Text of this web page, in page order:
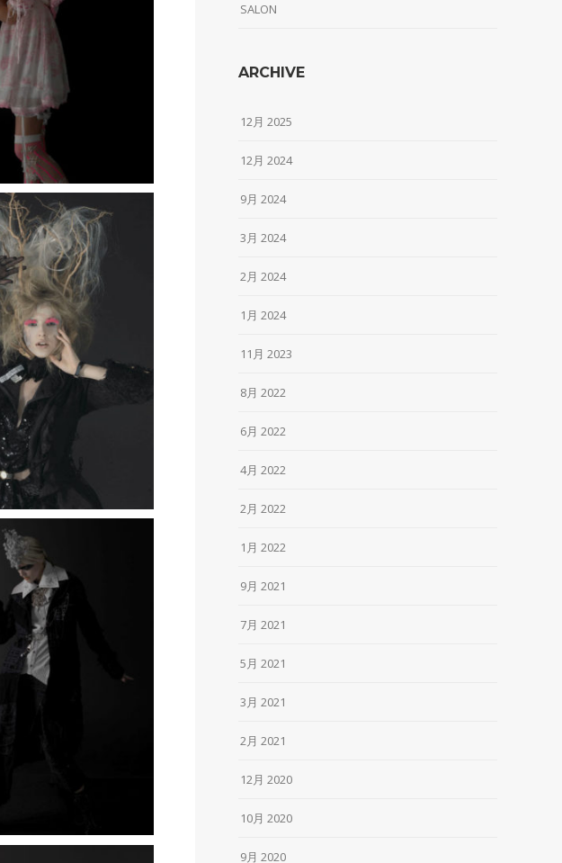
SALON
ARCHIVE
12月 2025
12月 2024
9月 2024
3月 2024
2月 2024
1月 2024
11月 2023
8月 2022
6月 2022
4月 2022
2月 2022
1月 2022
9月 2021
7月 2021
5月 2021
3月 2021
2月 2021
12月 2020
10月 2020
9月 2020